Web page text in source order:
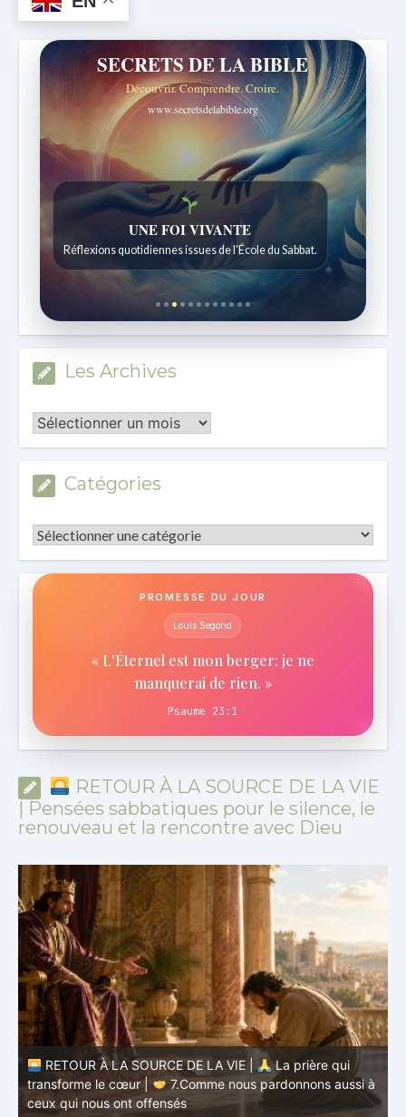
SECRETS DE LA BIBLE
Découvrir. Comprendre. Croire.
www.secretsdelabible.org
Histoires bibliques étonnantes
Histoires pour les enfants de 7 à 12 ans.
Les Archives
Les
Archives
Catégories
Catégories
PROMESSE DU JOUR
Louis Segond
« L'Éternel est mon berger: je ne
manquerai de rien. »
Psaume 23:1
RETOUR À LA SOURCE DE LA VIE
| Pensées sabbatiques pour le silence, le
renouveau et la rencontre avec Dieu
RETOUR À LA SOURCE DE LA VIE |
La prière qui
transforme le cœur |
6.Et pardonne-nous nos offenses